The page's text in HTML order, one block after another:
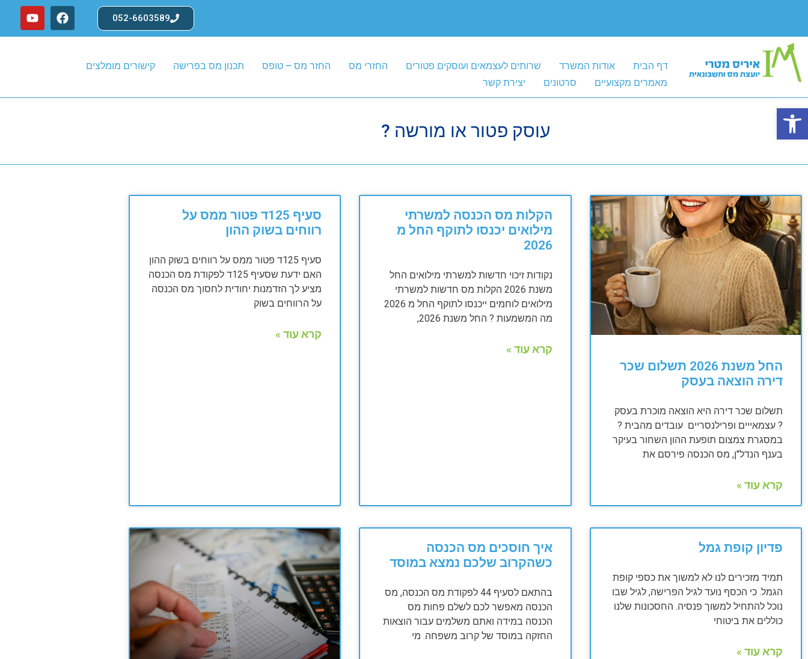
פתח סרגל נגישות
052-6603589
דף הבית אודות המשרד שרותים לעצמאים ועוסקים פטורים החזרי מס החזר מס – טופס תכנון מס בפרישה
קישורים מומלצים
מאמרים מקצועיים
סרטונים יצירת קשר
עוסק פטור או מורשה ?
החל משנת 2026 תשלום שכר
דירה הוצאה בעסק
תשלום שכר דירה היא הוצאה מוכרת בעסק
? עצמאייים ופרילנסריים עובדים מהבית ?
במסגרת צמצום תופעת ההון השחור בעיקר
בענף הנדל"ן, מס הכנסה פירסם את
קרא עוד »
הקלות מס הכנסה למשרתי
מילואים יכנסו לתוקף החל מ
2026
נקודות זיכוי חדשות למשרתי מילואים החל
משנת 2026 הקלות מס חדשות למשרתי
מילואים לוחמים ייכנסו לתוקף החל מ 2026
מה המשמעות ? החל משנת 2026,
קרא עוד »
סעיף 125ד פטור ממס על
רווחים בשוק ההון
סעיף 125ד פטור ממס על רווחים בשוק ההון
האם ידעת שסעיף 125ד לפקודת מס הכנסה
מציע לך הזדמנות יחודית לחסוך מס הכנסה
על הרווחים בשוק
קרא עוד »
פדיון קופת גמל
תמיד מזכירים לנו לא למשוך את כספי קופת
הגמל. כי הכסף נועד לגיל הפרישה, לגיל שבו
נוכל להתחיל למשוך פנסיה. החסכונות שלנו
כוללים את ביטוחי
קרא עוד »
איך חוסכים מס הכנסה
כשהקרוב שלכם נמצא במוסד
בהתאם לסעיף 44 לפקודת מס הכנסה, מס
הכנסה מאפשר לכם לשלם פחות מס
הכנסה במידה ואתם משלמים עבור הוצאות
החזקה במוסד של קרוב משפחה. מי